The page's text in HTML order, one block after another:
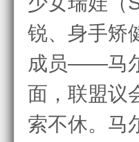
锐、身手矫
成员——马
面，联盟议
索不休。马